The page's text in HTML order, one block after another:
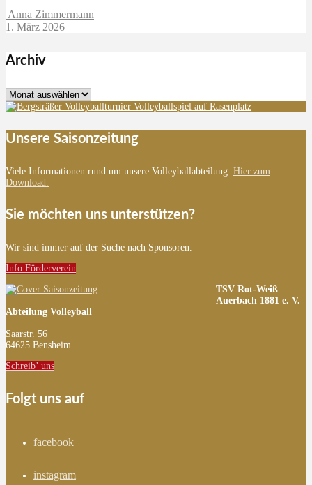
Anna Zimmermann
1. März 2026
Archiv
Archiv
Unsere Saisonzeitung
Viele Informationen rund um unsere Volleyballabteilung. Hier zum
Download.
Sie möchten uns unterstützen?
Wir sind immer auf der Suche nach Sponsoren.
Info Förderverein
TSV Rot-Weiß
Auerbach 1881 e. V.
Abteilung Volleyball
Saarstr. 56
64625 Bensheim
Schreib’ uns
Folgt uns auf
facebook
instagram